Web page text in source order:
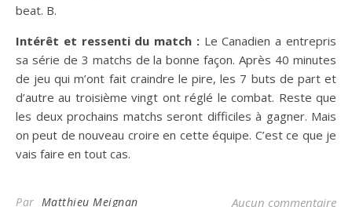
beat. B.
Intérêt et ressenti du match :Le Canadien a entrepris
sa série de 3 matchs de la bonne façon. Après 40 minutes
de jeu qui m’ont fait craindre le pire, les 7 buts de part et
d’autre au troisième vingt ont réglé le combat. Reste que
les deux prochains matchs seront difficiles à gagner. Mais
on peut de nouveau croire en cette équipe. C’est ce que je
vais faire en tout cas.
Par Matthieu Meignan Aucun commentaire